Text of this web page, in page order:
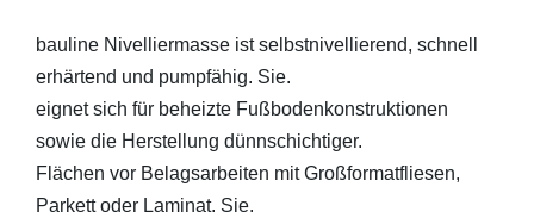
bauline Nivelliermasse ist selbstnivellierend, schnell
erhärtend und pumpfähig. Sie.
eignet sich für beheizte Fußbodenkonstruktionen
sowie die Herstellung dünnschichtiger.
Flächen vor Belagsarbeiten mit Großformatfliesen,
Parkett oder Laminat. Sie.